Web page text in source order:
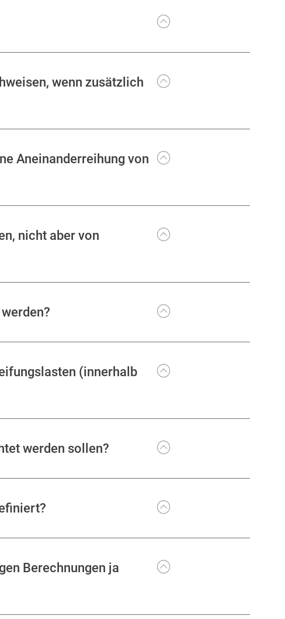
wenn zusätzlich
Aneinanderreihung von
nicht aber von
(innerhalb
werden sollen?
Berechnungen ja